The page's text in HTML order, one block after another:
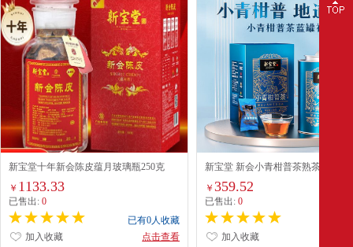
新宝堂十年新会陈皮蕴月玻璃瓶250克
（典藏红版）
￥ 1133.33
已售出: 0
已有0人收藏
点击查看
加入收藏
新宝堂 新会小青柑普茶熟茶叶蓝罐
￥359.52
已售出:0
加入收藏